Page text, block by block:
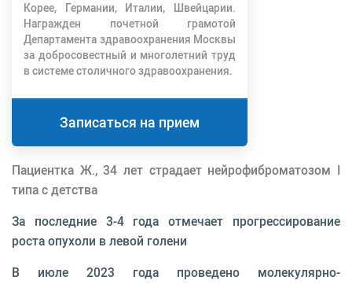
Корее, Германии, Италии, Швейцарии.
Награжден почетной грамотой
Департамента здравоохранения Москвы
за добросовестный и многолетний труд
в системе столичного здравоохранения.
Записаться на прием
Пациентка Ж., 34 лет страдает нейрофиброматозом I
типа с детства
За последние 3-4 года отмечает прогрессирование
роста опухоли в левой голени
В июле 2023 года проведено молекулярно-